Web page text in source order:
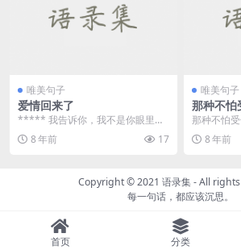
唯美句子
爱情回来了
***** 我告诉你，我不是你眼里的
所有女人，所以从现在起，请你自
动团成团，以圆...
8 年前 17
唯美句子
那种不怕
到了。
那种不怕
了。我需
我需要他在
8 年前
Copyright © 2021 语录集- All
每一句话，都应该沉思。
首页 分类